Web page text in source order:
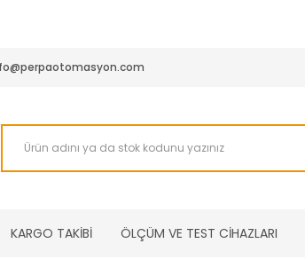
KARGO TAKİBİ ÖLÇÜM VE TEST CİHAZLARI